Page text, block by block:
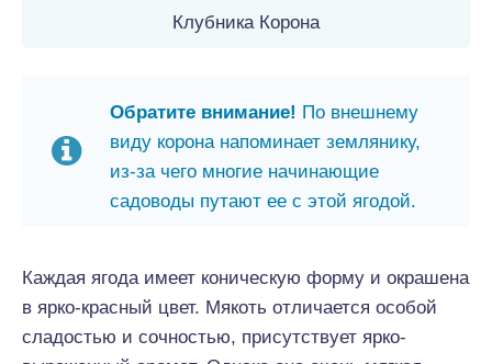
Клубника Корона
Обратите внимание! По внешнему
виду корона напоминает землянику,
из-за чего многие начинающие
садоводы путают ее с этой ягодой.
Каждая ягода имеет коническую форму и окрашена
в ярко-красный цвет. Мякоть отличается особой
сладостью и сочностью, присутствует ярко-